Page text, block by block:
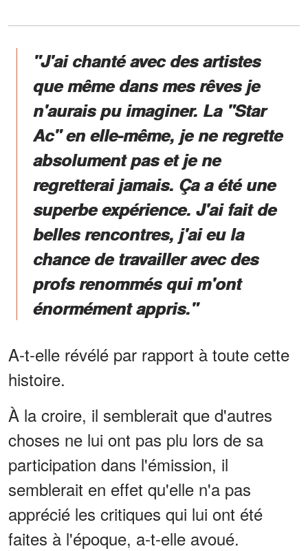
"J'ai chanté avec des artistes
que même dans mes rêves je
n'aurais pu imaginer. La "Star
Ac" en elle-même, je ne regrette
absolument pas et je ne
regretterai jamais. Ça a été une
superbe expérience. J'ai fait de
belles rencontres, j'ai eu la
chance de travailler avec des
profs renommés qui m'ont
énormément appris."
A-t-elle révélé par rapport à toute cette
histoire.
À la croire, il semblerait que d'autres
choses ne lui ont pas plu lors de sa
participation dans l'émission, il
semblerait en effet qu'elle n'a pas
apprécié les critiques qui lui ont été
faites à l'époque, a-t-elle avoué.